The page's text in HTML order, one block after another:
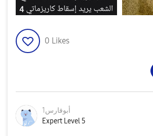
0 Likes
أبوفارس1
Expert Level 5